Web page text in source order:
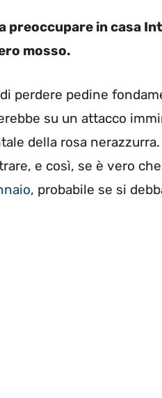
preoccupare in casa
mosso.
perdere pedine
su un attacco
della rosa
e così, se è vero che
, probabile se si